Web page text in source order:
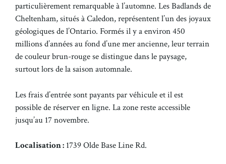
particulièrement remarquable à l’automne. Les Badlands de
Cheltenham, situés à Caledon, représentent l’un des joyaux
géologiques de l’Ontario. Formés il y a environ 450
millions d’années au fond d’une mer ancienne, leur terrain
de couleur brun-rouge se distingue dans le paysage,
surtout lors de la saison automnale.
Les frais d’entrée sont payants par véhicule et il est
possible de réserver en ligne. La zone reste accessible
jusqu’au 17 novembre.
Localisation : 1739 Olde Base Line Rd.